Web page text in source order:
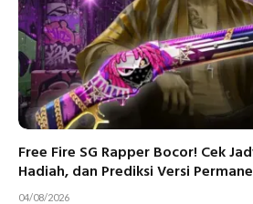
Free Fire SG Rapper Bocor! Cek
Hadiah, dan Prediksi Versi
04/08/2026